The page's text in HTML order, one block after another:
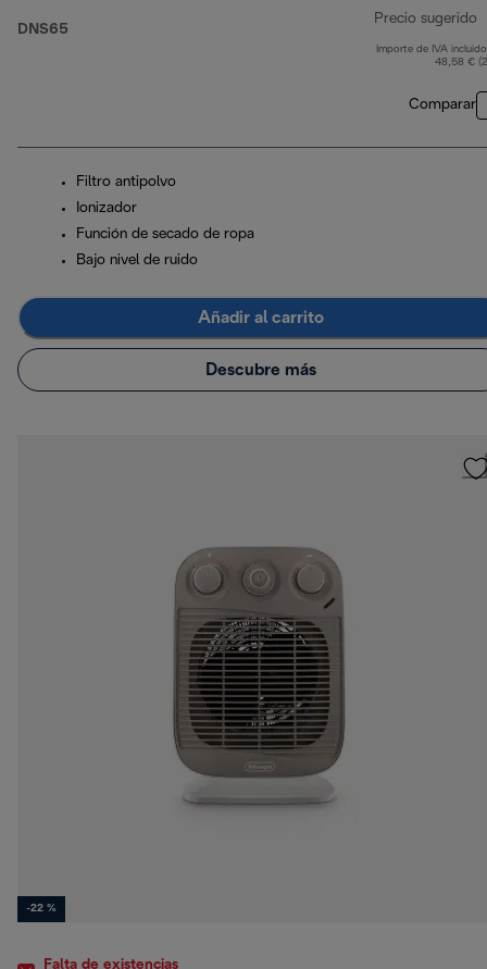
DNS65
Precio sugerido
Importe de IVA
48,58 €
Comparar
Filtro antipolvo
Ionizador
Función de secado de ropa
Bajo nivel de ruido
Añadir al carrito
Descubre más
-22 %
Falta de existencias